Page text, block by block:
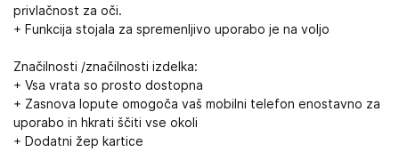
privlačnost za oči.
+ Funkcija stojala za spremenljivo uporabo je na voljo
Značilnosti /značilnosti izdelka:
+ Vsa vrata so prosto dostopna
+ Zasnova lopute omogoča vaš mobilni telefon enostavno za
uporabo in hkrati ščiti vse okoli
+ Dodatni žep kartice